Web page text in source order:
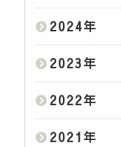
2024年
2023年
2022年
2021 年